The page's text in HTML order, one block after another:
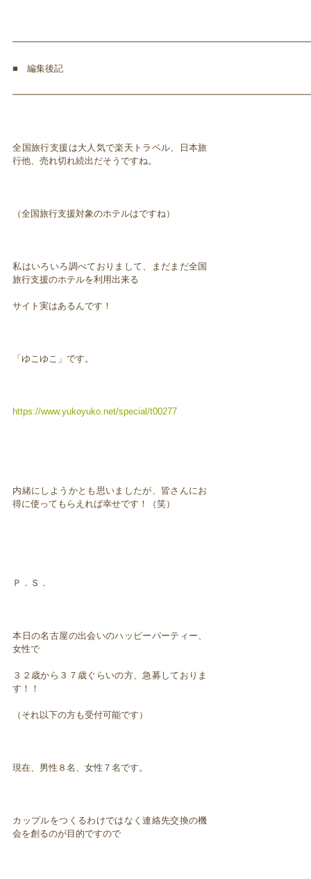
■ 編集後記
全国旅行支援は大人気で楽天トラベル、日本旅
行他、売れ切れ続出だそうですね。
（全国旅行支援対象のホテルはですね）
私はいろいろ調べておりまして、まだまだ全国
旅行支援のホテルを利用出来る
サイト実はあるんです！
「ゆこゆこ」です。
https://www.yukoyuko.net/special/t00277
内緒にしようかとも思いましたが、皆さんにお
得に使ってもらえれば幸せです！（笑）
Ｐ．Ｓ．
本日の名古屋の出会いのハッピーパーティー、
女性で
３２歳から３７歳ぐらいの方、急募しておりま
す！！
（それ以下の方も受付可能です）
現在、男性８名、女性７名です。
カップルをつくるわけではなく連絡先交換の機
会を創るのが目的ですので